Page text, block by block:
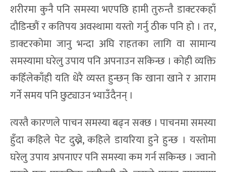
शरीरमा कुनै पनि समस्या भएपछि हामी तुरुन्तै डाक्टरकहाँ
दौडिन्छौं र कतिपय अवस्थामा यस्तो गर्नु ठीक पनि हो । तर,
डाक्टरकोमा जानु भन्दा अघि राहतका लागि वा सामान्य
समस्यामा घरेलु उपाय पनि अपनाउन सकिन्छ । कोही व्यक्ति
कहिँलेकाँही यति धेरै व्यस्त हुन्छन् कि खाना खाने र आराम
गर्ने समय पनि छुट्याउन भ्याउँदैनन् ।
त्यस्तै कारणले पाचन समस्या बढ्न सक्छ । पाचनमा समस्या
हुँदा कहिले पेट दुख्ने, कहिले डायरिया हुने हुन्छ । यस्तोमा
घरेलु उपाय अपनाएर पनि समस्या कम गर्न सकिन्छ । ज्वानो